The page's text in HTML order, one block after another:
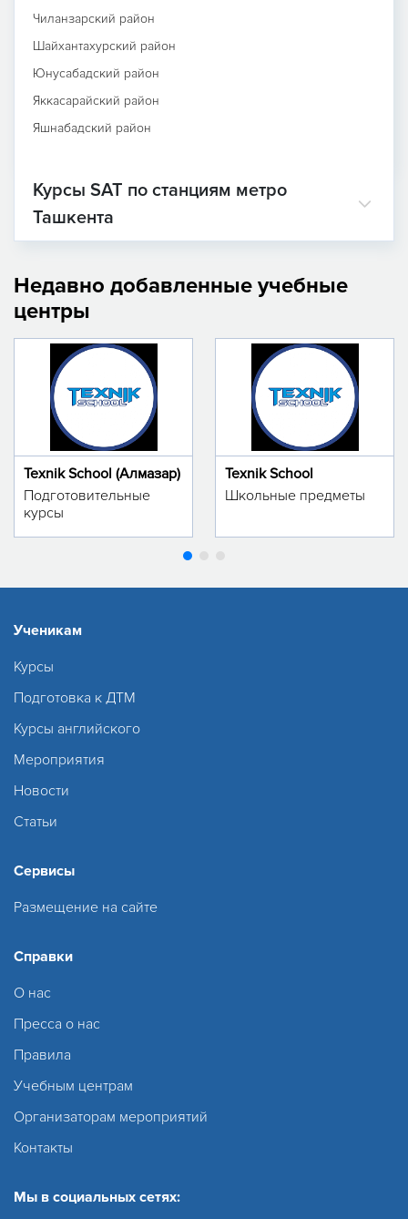
Чиланзарский район
Шайхантахурский район
Юнусабадский район
Яккасарайский район
Яшнабадский район
Курсы SAT по станциям метро
Ташкента
Недавно добавленные учебные
центры
Texnik School (Алмазар)
Подготовительные
курсы
Texnik School
Школьные предметы
Ученикам
Курсы
Подготовка к ДТМ
Курсы английского
Мероприятия
Новости
Статьи
Сервисы
Размещение на сайте
Справки
О нас
Пресса о нас
Правила
Учебным центрам
Организаторам мероприятий
Контакты
Мы в социальных сетях: